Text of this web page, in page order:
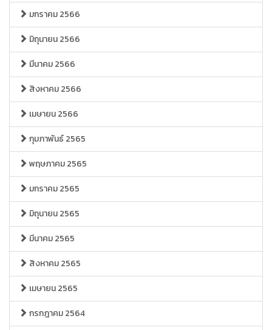
มกราคม 2566
มิถุนายน 2566
มีนาคม 2566
สิงหาคม 2566
เมษายน 2566
กุมภาพันธ์ 2565
พฤษภาคม 2565
มกราคม 2565
มิถุนายน 2565
มีนาคม 2565
สิงหาคม 2565
เมษายน 2565
กรกฎาคม 2564